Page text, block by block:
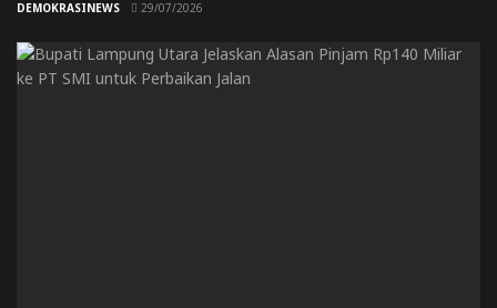
DEMOKRASINEWS 29/07/2026